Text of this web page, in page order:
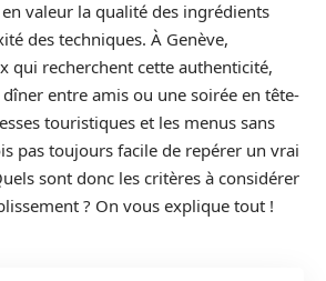
valeur la qualité des ingrédients
des techniques. À Genève,
qui recherchent cette authenticité,
entre amis ou une soirée en tête-
touristiques et les menus sans
pas toujours facile de repérer un vrai
sont donc les critères à considérer
? On vous explique tout !